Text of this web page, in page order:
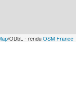
/ODbL - renduOSM France